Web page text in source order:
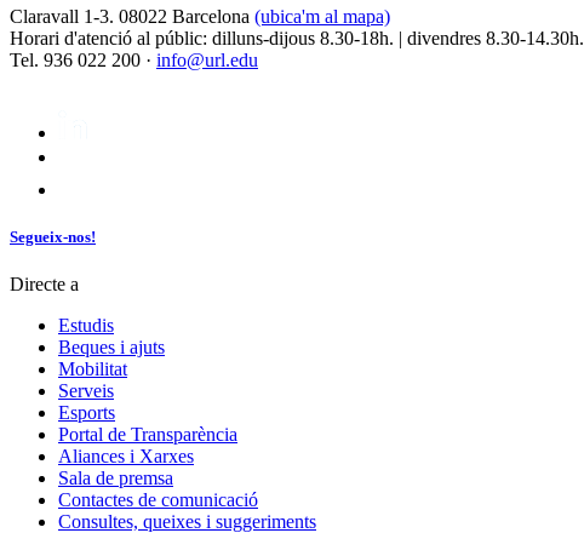
Claravall 1-3. 08022 Barcelona (ubica'm al mapa)
Horari d'atenció al públic: dilluns-dijous 8.30-18h. | divendres 8.30-14.30h.
Tel. 936 022 200 · info@url.edu
Segueix-nos!
Directe a
Estudis
Beques i ajuts
Mobilitat
Serveis
Esports
Portal de Transparència
Aliances i Xarxes
Sala de premsa
Contactes de comunicació
Consultes, queixes i suggeriments